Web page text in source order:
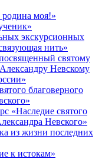
родина моя!»
экскурсионных
нить»
святому
Невскому
благоверного
«Наследие святого
Невского»
из жизни последних
к истокам»